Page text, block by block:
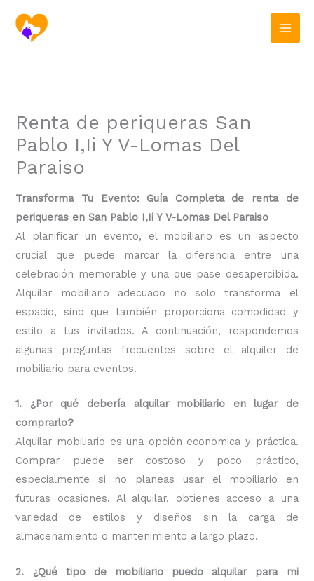
contenido
Renta de periqueras San
Pablo I,Ii Y V-Lomas Del
Paraiso
Transforma Tu Evento: Guía Completa de renta de
periqueras en San Pablo I,Ii Y V-Lomas Del Paraiso
Al planificar un evento, el mobiliario es un aspecto
crucial que puede marcar la diferencia entre una
celebración memorable y una que pase desapercibida.
Alquilar mobiliario adecuado no solo transforma el
espacio, sino que también proporciona comodidad y
estilo a tus invitados. A continuación, respondemos
algunas preguntas frecuentes sobre el alquiler de
mobiliario para eventos.
1. ¿Por qué debería alquilar mobiliario en lugar de
comprarlo?
Alquilar mobiliario es una opción económica y práctica.
Comprar puede ser costoso y poco práctico,
especialmente si no planeas usar el mobiliario en
futuras ocasiones. Al alquilar, obtienes acceso a una
variedad de estilos y diseños sin la carga de
almacenamiento o mantenimiento a largo plazo.
2. ¿Qué tipo de mobiliario puedo alquilar para mi